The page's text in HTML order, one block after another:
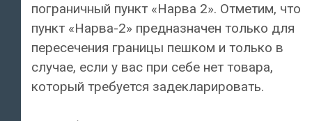
пограничный пункт «Нарва 2». Отметим, что
пункт «Нарва-2» предназначен только для
пересечения границы пешком и только в
случае, если у вас при себе нет товара,
который требуется задекларировать.